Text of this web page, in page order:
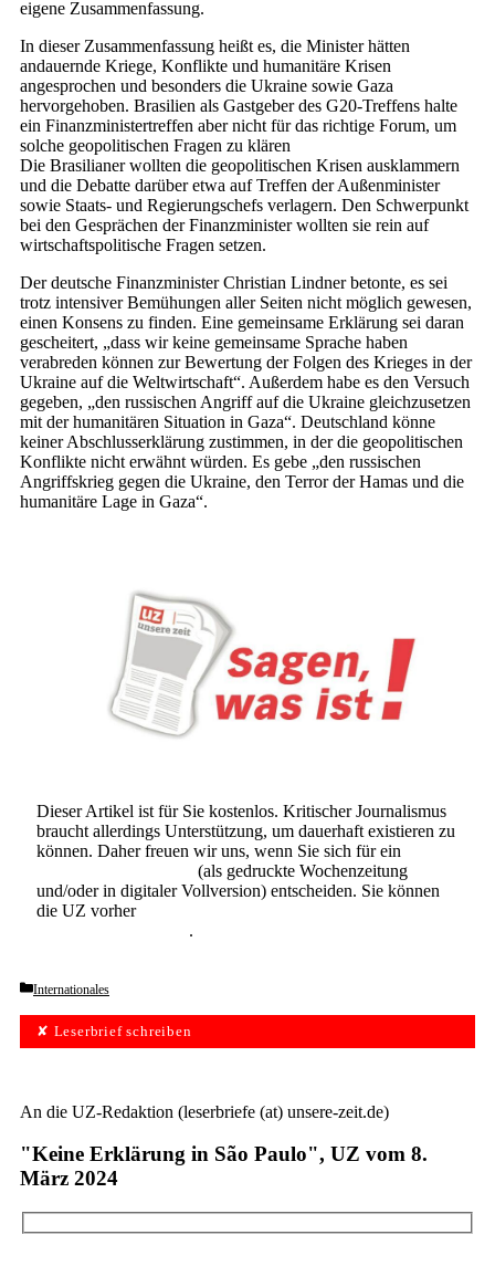
eigene Zusammenfassung.
In dieser Zusammenfassung heißt es, die Minister hätten
andauernde Kriege, Konflikte und humanitäre Krisen
angesprochen und besonders die Ukraine sowie Gaza
hervorgehoben. Brasilien als Gastgeber des G20-Treffens halte
ein Finanzministertreffen aber nicht für das richtige Forum, um
solche geopolitischen Fragen zu klären
Die Brasilianer wollten die geopolitischen Krisen ausklammern
und die Debatte darüber etwa auf Treffen der Außenminister
sowie Staats- und Regierungschefs verlagern. Den Schwerpunkt
bei den Gesprächen der Finanzminister wollten sie rein auf
wirtschaftspolitische Fragen setzen.
Der deutsche Finanzminister Christian Lindner betonte, es sei
trotz intensiver Bemühungen aller Seiten nicht möglich gewesen,
einen Konsens zu finden. Eine gemeinsame Erklärung sei daran
gescheitert, „dass wir keine gemeinsame Sprache haben
verabreden können zur Bewertung der Folgen des Krieges in der
Ukraine auf die Weltwirtschaft“. Außerdem habe es den Versuch
gegeben, „den russischen Angriff auf die Ukraine gleichzusetzen
mit der humanitären Situation in Gaza“. Deutschland könne
keiner Abschlusserklärung zustimmen, in der die geopolitischen
Konflikte nicht erwähnt würden. Es gebe „den russischen
Angriffskrieg gegen die Ukraine, den Terror der Hamas und die
humanitäre Lage in Gaza“.
Dieser Artikel ist für Sie kostenlos. Kritischer Journalismus
braucht allerdings Unterstützung, um dauerhaft existieren zu
können. Daher freuen wir uns, wenn Sie sich für ein
(als gedruckte Wochenzeitung
und/oder in digitaler Vollversion) entscheiden. Sie können
die UZ vorher
.
Categories
Internationales
✘ Leserbrief schreiben
An die UZ-Redaktion (leserbriefe (at) unsere-zeit.de)
"Keine Erklärung in São Paulo", UZ vom 8.
März 2024